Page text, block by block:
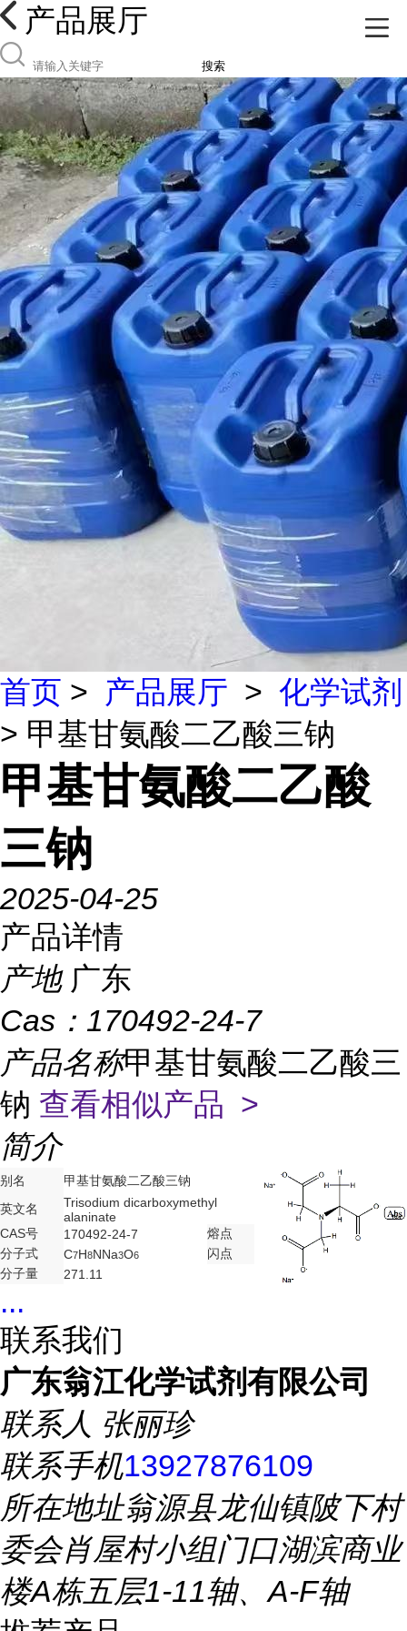
产品展厅
搜索
首页 > 产品展厅 > 化学试剂
> 甲基甘氨酸二乙酸三钠
甲基甘氨酸二乙酸
三钠
2025-04-25
产品详情
产地 广东
Cas： 170492-24-7
产品名称甲基甘氨酸二乙酸三
钠 查看相似产品 >
简介
别名
甲基甘氨酸二乙酸三钠
英文名
Trisodium dicarboxymethyl
alaninate
CAS号
170492-24-7
熔点
分子式
C7H8NNa3O6
闪点
分子量
271.11
...
联系我们
广东翁江化学试剂有限公司
联系人 张丽珍
联系手机13927876109
所在地址翁源县龙仙镇陂下村
委会肖屋村小组门口湖滨商业
楼A栋五层1-11轴、A-F轴